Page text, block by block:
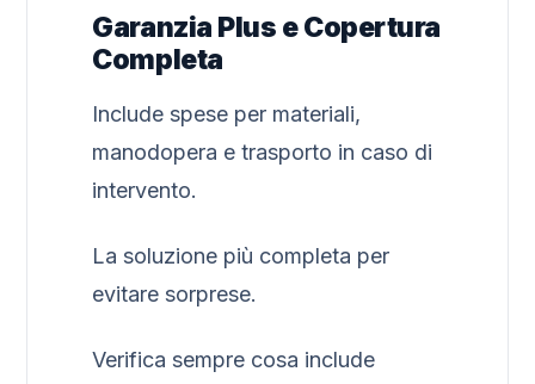
Garanzia Plus e Copertura
Completa
Include spese per materiali,
manodopera e trasporto in caso di
intervento.
La soluzione più completa per
evitare sorprese.
Verifica sempre cosa include